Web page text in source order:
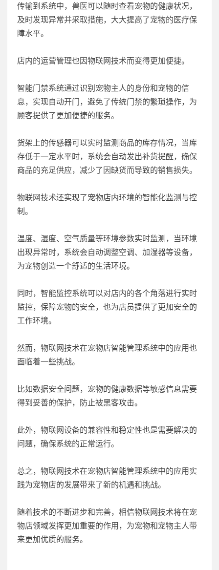
传输到系统中，兽医可以随时查看宠物的健康状况，
及时发现异常并采取措施，大大提高了宠物的医疗保
障水平。
店内的运营管理也因物联网技术而变得更加便捷。
智能门禁系统通过识别宠物主人的身份和宠物的信
息，实现自动开门，避免了传统门禁的繁琐操作，为
顾客提供了更加便捷的服务。
货架上的传感器可以实时监测商品的库存情况，当库
存低于一定水平时，系统会自动发出补货提醒，确保
商品的充足供应，减少了因缺货而导致的销售损失。
物联网技术还实现了宠物店内环境的智能化监测与控
制。
温度、湿度、空气质量等环境参数实时监测，当环境
出现异常时，系统会自动调整空调、加湿器等设备，
为宠物创造一个舒适的生活环境。
同时，智能监控系统可以对店内的各个角落进行实时
监控，保障宠物的安全，也为店员提供了更加安全的
工作环境。
然而，物联网技术在宠物店智能管理系统中的应用也
面临着一些挑战。
比如数据安全问题，宠物的健康数据等敏感信息需要
得到妥善的保护，防止被黑客攻击。
此外，物联网设备的兼容性和稳定性也是需要解决的
问题，确保系统的正常运行。
总之，物联网技术在宠物店智能管理系统中的应用实
践为宠物店的发展带来了新的机遇和挑战。
随着技术的不断进步和完善，相信物联网技术将在宠
物店领域发挥更加重要的作用，为宠物和宠物主人带
来更加优质的服务。